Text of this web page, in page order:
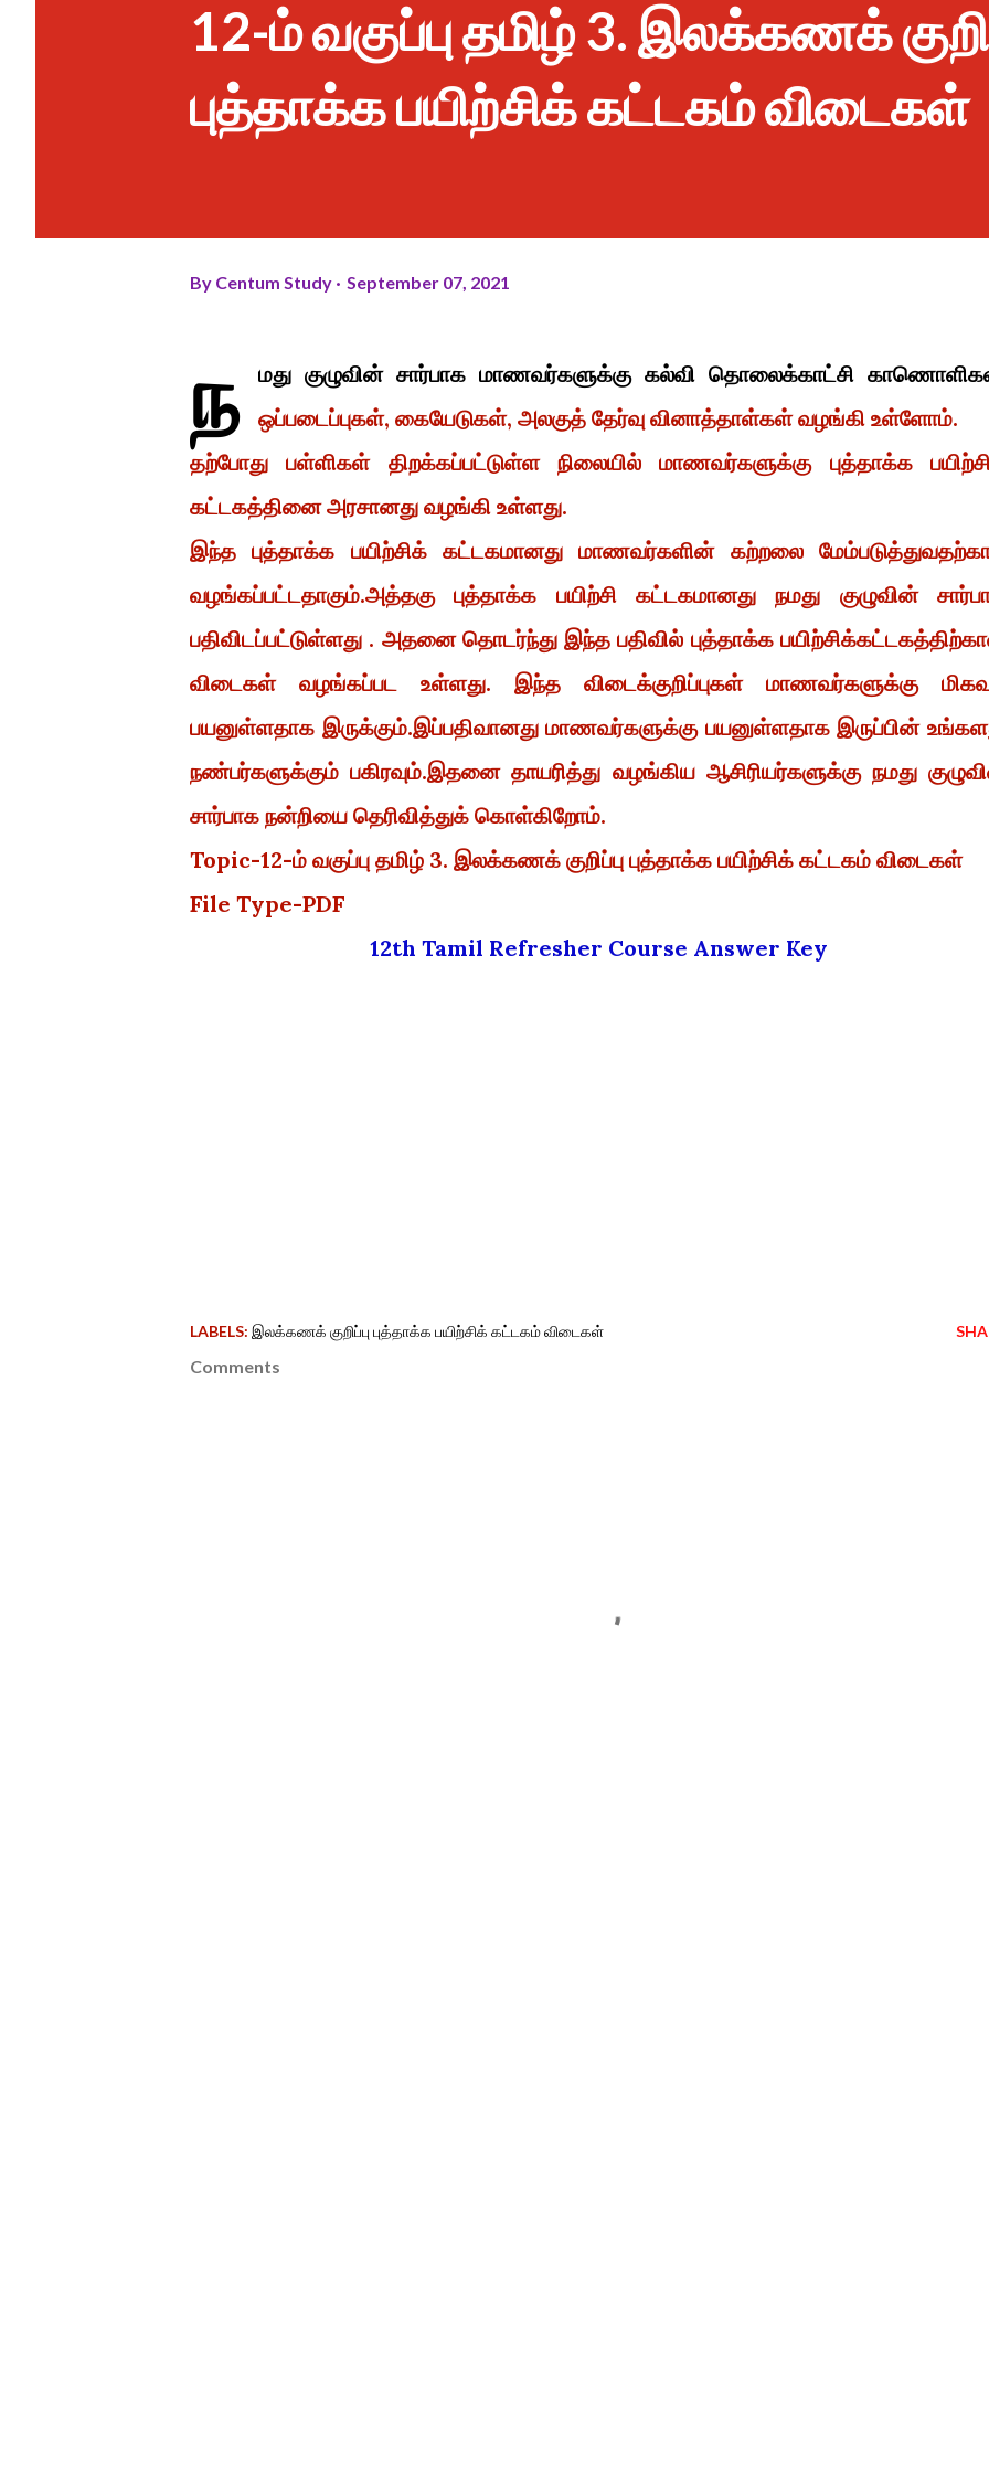
12-ம் வகுப்பு தமிழ் 3. இலக்கணக்
புத்தாக்க பயிற்சிக் கட்டகம் விடைகள்
By Centum Study September 07, 2021
ந
மது குழுவின் சார்பாக மாணவர்களுக்கு கல்வி தொலைக்காட்சி
ஒப்படைப்புகள், கையேடுகள், அலகுத் தேர்வு வினாத்தாள்கள் வழங்கி உள்ளோம்.
தற்போது பள்ளிகள் திறக்கப்பட்டுள்ள நிலையில் மாணவர்களுக்கு புத்தாக்க
கட்டகத்தினை அரசானது வழங்கி உள்ளது.
இந்த புத்தாக்க பயிற்சிக் கட்டகமானது மாணவர்களின் கற்றலை
வழங்கப்பட்டதாகும்.அத்தகு புத்தாக்க பயிற்சி கட்டகமானது நமது குழுவின்
பதிவிடப்பட்டுள்ளது . அதனை தொடர்ந்து இந்த பதிவில் புத்தாக்க
விடைகள் வழங்கப்பட உள்ளது. இந்த விடைக்குறிப்புகள் மாணவர்களுக்கு
பயனுள்ளதாக இருக்கும்.இப்பதிவானது மாணவர்களுக்கு பயனுள்ளதாக இருப்பின்
நண்பர்களுக்கும் பகிரவும்.இதனை தாயரித்து வழங்கிய ஆசிரியர்களுக்கு நமது
சார்பாக நன்றியை தெரிவித்துக் கொள்கிறோம்.
Topic-12-ம் வகுப்பு தமிழ் 3. இலக்கணக் குறிப்பு புத்தாக்க பயிற்சிக் கட்டகம் விடைகள்
File Type-PDF
12th Tamil Refresher Course Answer Key
LABELS: இலக்கணக் குறிப்பு புத்தாக்க பயிற்சிக் கட்டகம் விடைகள்
Comments